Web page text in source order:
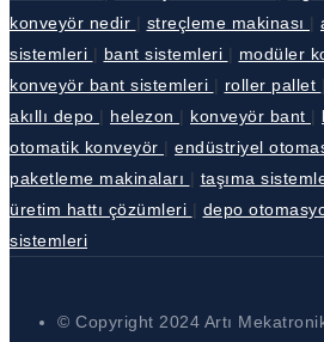
konveyör nedir | streçleme makinası |
sistemleri | bant sistemleri | modüler
konveyör bant sistemleri | roller pallet |
akıllı depo | helezon | konveyör bant |
otomatik konveyör | endüstriyel
paketleme makinaları | taşıma
üretim hattı çözümleri | depo
sistemleri
© Copyright 2024 Artı